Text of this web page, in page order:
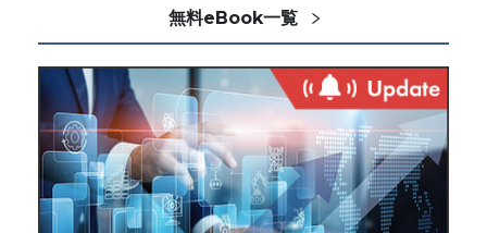
無料eBook一覧